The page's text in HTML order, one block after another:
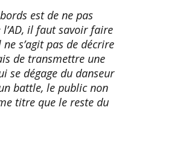
est de ne pas
il faut savoir faire
s’agit pas de décrire
de transmettre une
se dégage du danseur
battle, le public non
titre que le reste du